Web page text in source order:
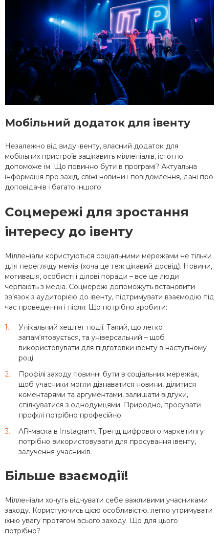
Мобільний додаток для івенту
Незалежно від виду івенту, власний додаток для
мобільних пристроїв зацікавить мілленіалів, істотно
допоможе їм. Що повинно бути в програмі? Актуальна
інформація про захід, свіжі новини і повідомлення, дані про
доповідачів і багато іншого.
Соцмережі для зростання
інтересу до івенту
Мілленіали користуються соціальними мережами не тільки
для перегляду мемів (хоча це теж цікавий досвід). Новини,
мотивація, особисті і ділові поради – все це люди
черпають з медіа. Соцмережі допоможуть встановити
зв’язок з аудиторією до івенту, підтримувати взаємодію під
час проведення і після. Що потрібно зробити:
Унікальний хештег події. Такий, що легко
запам’ятовується, та універсальний – щоб
використовувати для підготовки івенту в наступному
році.
Профілі заходу повинні бути в соціальних мережах,
щоб учасники могли дізнаватися новини, ділитися
коментарями та аргументами, залишати відгуки,
спілкуватися з однодумцями. Природно, просувати
профілі потрібно професійно.
AR-маска в Instagram. Тренд цифрового маркетингу
потрібно використовувати для просування івенту,
залучення учасників.
Більше взаємодії!
Мілленіали хочуть відчувати себе важливими учасниками
заходу. Користуючись цією особливістю, легко утримувати
їхню увагу протягом всього заходу. Що для цього
потрібно?